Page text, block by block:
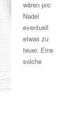
wären pro
Nadel
eventuell
etwas zu
teuer. Eine
solche